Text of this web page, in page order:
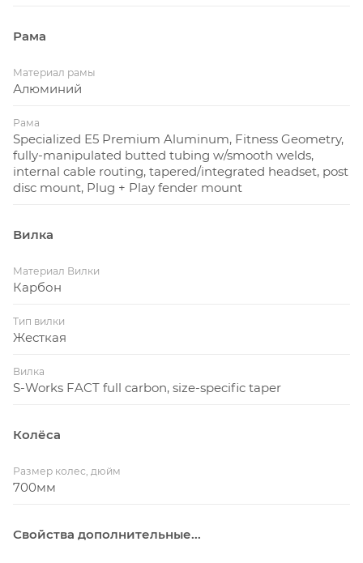
Рама
Материал рамы
Алюминий
Рама
Specialized E5 Premium Aluminum, Fitness Geometry,
fully-manipulated butted tubing w/smooth welds,
internal cable routing, tapered/integrated headset, post
disc mount, Plug + Play fender mount
Вилка
Материал Вилки
Карбон
Тип вилки
Жесткая
Вилка
S-Works FACT full carbon, size-specific taper
Колёса
Размер колес, дюйм
700мм
Свойства дополнительные...